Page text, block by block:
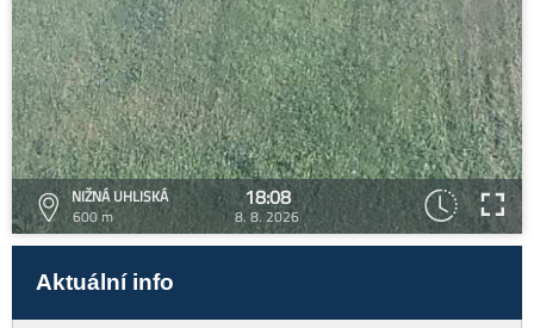
NIŽNÁ UHLISKÁ
600 m
18:08
8. 8. 2026
Aktuální info